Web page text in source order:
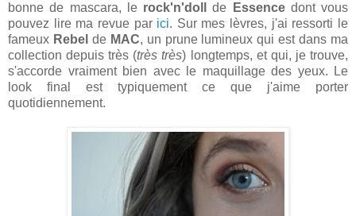
bonne de mascara, le rock'n'doll de Essencedont vous
pouvez lire ma revue par ici. Sur mes lèvres, j'ai ressorti le
fameux Rebel de MAC, un prune lumineux qui est dans ma
collection depuis très (très très) longtemps, et qui, je trouve,
s'accorde vraiment bien avec le maquillage des yeux. Le
look final est typiquement ce que j'aime porter
quotidiennement.